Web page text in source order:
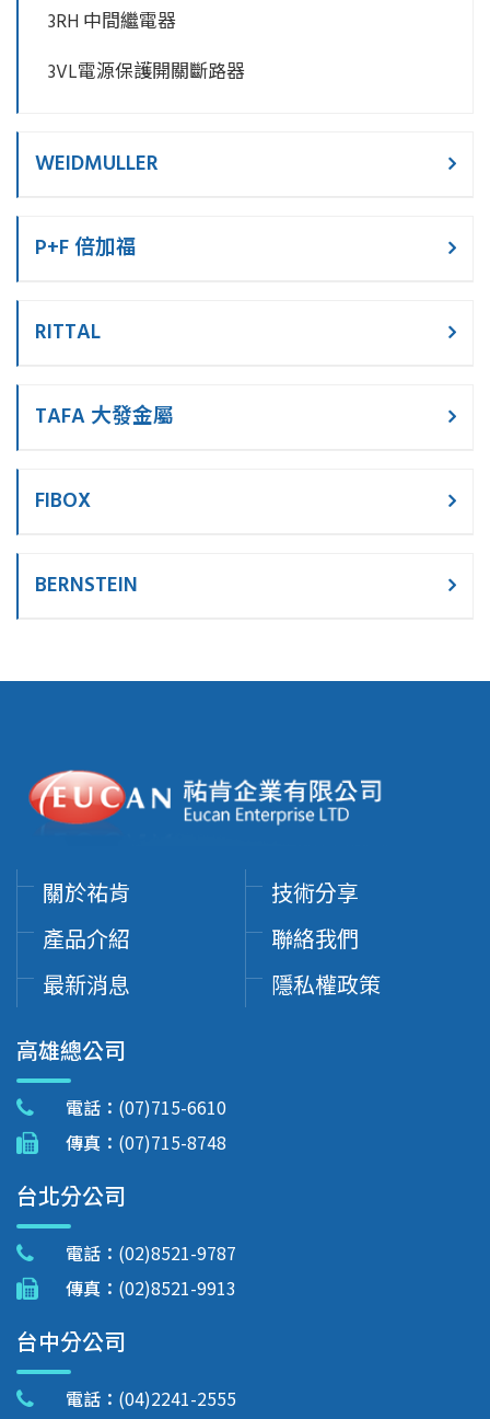
3RH 中間繼電器
3VL電源保護開關斷路器
WEIDMULLER
P+F 倍加福
RITTAL
TAFA 大發金屬
FIBOX
BERNSTEIN
關於祐肯
產品介紹
最新消息
技術分享
聯絡我們
隱私權政策
高雄總公司
電話： (07)715-6610
傳真： (07)715-8748
台北分公司
電話： (02)8521-9787
傳真： (02)8521-9913
台中分公司
電話： (04)2241-2555